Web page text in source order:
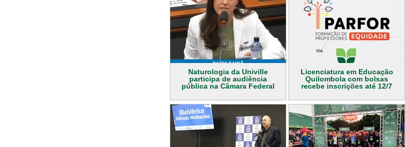
Naturologia da Univille
participa de audiência
pública na Câmara Federal
Licenciatura em Educação
Quilombola com bolsas
recebe inscrições até 12/7